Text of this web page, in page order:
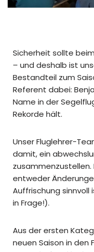
Sicherheit sollte
– und deshalb ist
Bestandteil zum
Referent dabei:
Name in der
Rekorde hält.
Unser Fluglehrer-
damit, ein
zusammenzustellen.
entweder
Auffrischung
in Frage!).
Aus der ersten
neuen Saison in den